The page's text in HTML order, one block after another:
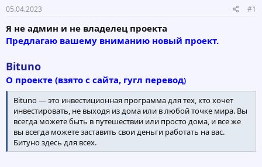
05.04.2023 #1
Я не админ и не владелец проекта
Предлагаю вашему вниманию новый проект.
Bituno
О проекте (взято с сайта, гугл перевод)
Bituno — это инвестиционная программа для тех, кто хочет
инвестировать, не выходя из дома или в любой точке мира. Вы
всегда можете быть в путешествии или просто дома, и все же
вы всегда можете заставить свои деньги работать на вас.
Битуно здесь для всех.